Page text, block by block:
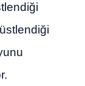
üstlendiği